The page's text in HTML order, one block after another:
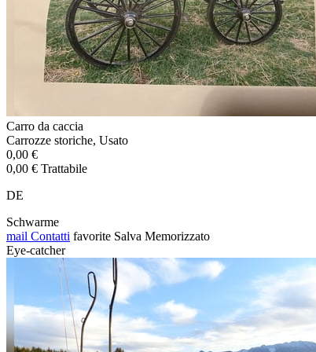
Carro da caccia
Carrozze storiche, Usato
0,00 €
0,00 € Trattabile
DE
Schwarme
mail Contatti favorite Salva Memorizzato
Eye-catcher